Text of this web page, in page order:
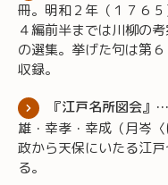
冊。明和２年（１７６
４編前半までは川柳の
の選集。挙げた句は第
収録。
『江戸名所図会』…
雄・幸孝・幸成（月岑
政から天保にいたる江
る。